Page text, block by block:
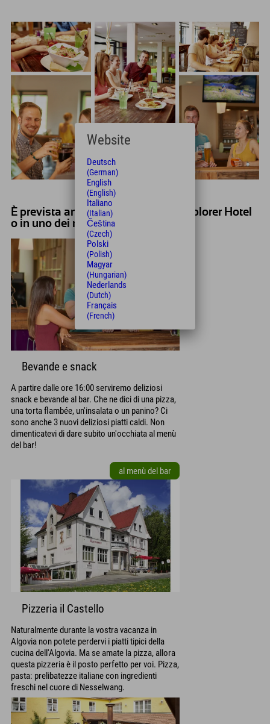
È prevista anche la cena presso l'Explorer Hotel
o in uno dei ristoranti circostanti.
Bevande e snack
A partire dalle ore 16:00 serviremo deliziosi
snack e bevande al bar. Che ne dici di una pizza,
una torta flambée, un'insalata o un panino? Ci
sono anche 3 nuovi deliziosi piatti caldi. Non
dimenticatevi di dare subito un'occhiata al menù
del bar!
al menù del bar
Pizzeria il Castello
Naturalmente durante la vostra vacanza in
Algovia non potete perdervi i piatti tipici della
cucina dell'Algovia. Ma se amate la pizza, allora
questa pizzeria è il posto perfetto per voi. Pizza,
pasta: prelibatezze italiane con ingredienti
freschi nel cuore di Nesselwang.
Website
Deutsch
(German)
English
(English)
Italiano
(Italian)
Čeština
(Czech)
Polski
(Polish)
Magyar
(Hungarian)
Nederlands
(Dutch)
Français
(French)